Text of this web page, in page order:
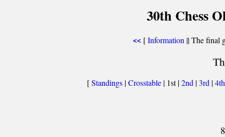
30th Chess
<< [Information || The final
[Standings |Crosstable | 1st |2nd |3rd |